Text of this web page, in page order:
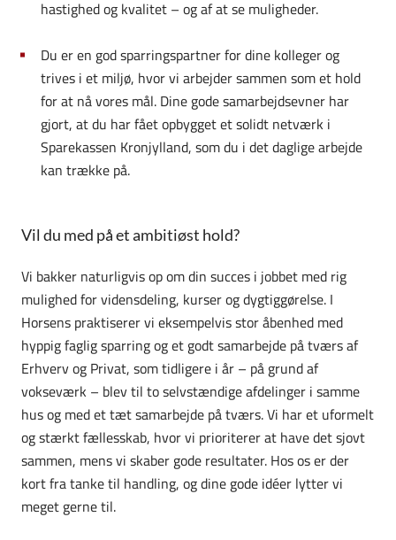
hastighed og kvalitet – og af at se muligheder.
Du er en god sparringspartner for dine kolleger og
trives i et miljø, hvor vi arbejder sammen som et hold
for at nå vores mål. Dine gode samarbejdsevner har
gjort, at du har fået opbygget et solidt netværk i
Sparekassen Kronjylland, som du i det daglige arbejde
kan trække på.
Vil du med på et ambitiøst hold?
Vi bakker naturligvis op om din succes i jobbet med rig
mulighed for vidensdeling, kurser og dygtiggørelse. I
Horsens praktiserer vi eksempelvis stor åbenhed med
hyppig faglig sparring og et godt samarbejde på tværs af
Erhverv og Privat, som tidligere i år – på grund af
vokseværk – blev til to selvstændige afdelinger i samme
hus og med et tæt samarbejde på tværs. Vi har et uformelt
og stærkt fællesskab, hvor vi prioriterer at have det sjovt
sammen, mens vi skaber gode resultater. Hos os er der
kort fra tanke til handling, og dine gode idéer lytter vi
meget gerne til.